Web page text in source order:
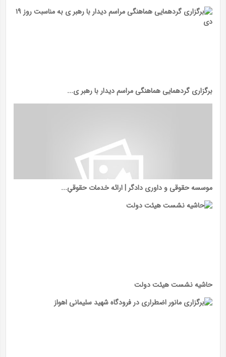
برگزاری گردهمایی هماهنگی مراسم دیدار با رهبر ی...
موسسه حقوقی و داوری دادگر | ارائه خدمات حقوقیِ...
حاشیه نشست هیئت دولت